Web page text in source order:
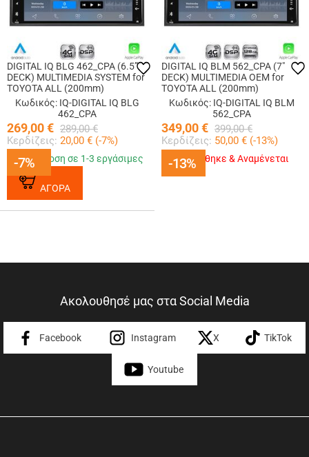
-7%
DIGITAL IQ BLG 462_CPA (6.5”
DECK) MULTIMEDIA SYSTEM for
TOYOTA ALL (200mm)
Κωδικός: IQ-DIGITAL IQ BLG
462_CPA
269,00€ 289,00 €
Κερδίζεις: 20,00 € (-7%)
-7%
Παράδοση σε 1-3 εργάσιμες
ΑΓΟΡΑ
-13%
DIGITAL IQ BLM 562_CPA (7"
DECK) MULTIMEDIA OEM for
TOYOTA ALL (200mm)
Κωδικός: IQ-DIGITAL IQ BLM
562_CPA
349,00€ 399,00 €
Κερδίζεις: 50,00 € (-13%)
-13%
Εξαντλήθηκε & Αναμένεται
Ακολουθησέ μας στα Social Media
Facebook Instagram X TikTok
Youtube